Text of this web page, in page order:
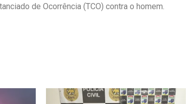
de Ocorrência (TCO) contra o homem.